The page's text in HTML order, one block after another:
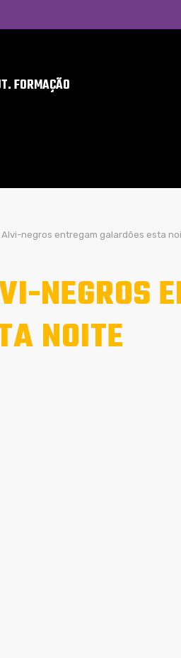
FORMAÇÃO
Alvi-negros entregam galardões esta
NEGROS
NOITE